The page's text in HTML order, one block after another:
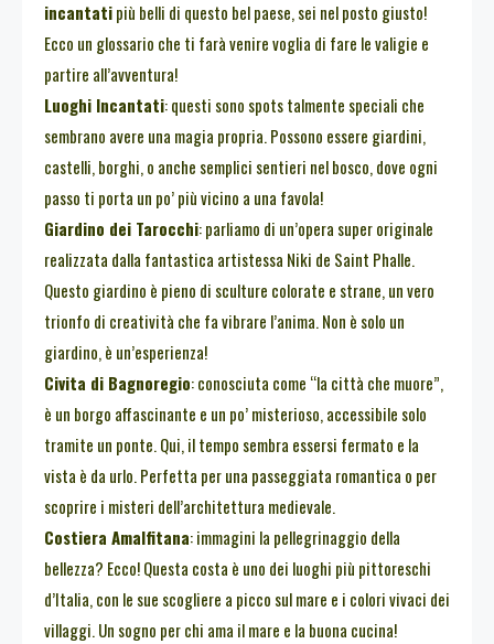
incantatipiù belli di questo bel paese, sei nel posto giusto!
Ecco un glossario che ti farà venire voglia di fare le valigie e
partire all’avventura!
Luoghi Incantati: questi sono spots talmente speciali che
sembrano avere una magia propria. Possono essere giardini,
castelli, borghi, o anche semplici sentieri nel bosco, dove ogni
passo ti porta un po’ più vicino a una favola!
Giardino dei Tarocchi: parliamo di un’opera super originale
realizzata dalla fantastica artistessa Niki de Saint Phalle.
Questo giardino è pieno di sculture colorate e strane, un vero
trionfo di creatività che fa vibrare l’anima. Non è solo un
giardino, è un’esperienza!
Civita di Bagnoregio: conosciuta come “la città che muore”,
è un borgo affascinante e un po’ misterioso, accessibile solo
tramite un ponte. Qui, il tempo sembra essersi fermato e la
vista è da urlo. Perfetta per una passeggiata romantica o per
scoprire i misteri dell’architettura medievale.
Costiera Amalfitana: immagini la pellegrinaggio della
bellezza? Ecco! Questa costa è uno dei luoghi più pittoreschi
d’Italia, con le sue scogliere a picco sul mare e i colori vivaci dei
villaggi. Un sogno per chi ama il mare e la buona cucina!